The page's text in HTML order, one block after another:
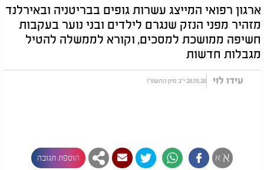
ארגון רפואי המייצג עשרות גופים בבריטניה ובאירלנד
מזהיר מפני הנזק שנגרם לילדים ובני נוער בעקבות
חשיפה ממושכת למסכים, וקורא לממשלה להטיל
מגבלות חדשות
עידו לוי 28.05.26 י"ב סיון התשפ"ו
א א הוספת תגובה